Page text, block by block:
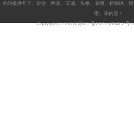
本站提供句子 说说 网名 笑话 头像 表情 祝福语
学 。等内容！
Copyright © 2018琼ICP备2021000462号-6